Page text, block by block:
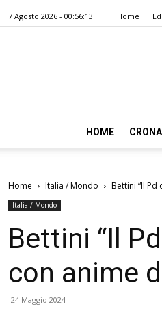
7 Agosto 2026 - 00:56:13 Home
HOME
Home Italia / Mondo Bettini “Il Pd
Italia / Mondo
Bettini “Il
con anime
24 Maggio 2024